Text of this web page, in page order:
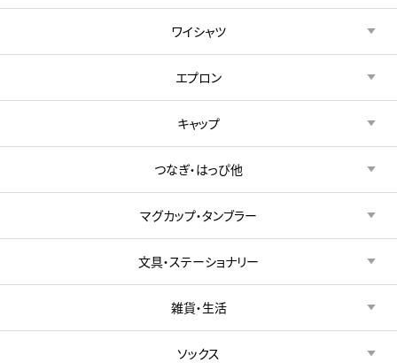
ワイシャツ
エプロン
キャップ
つなぎ・はっぴ他
マグカップ・タンブラー
文具・ステーショナリー
雑貨・生活
ソックス